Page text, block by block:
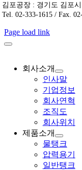
김포공장 : 경기도 김포
Tel. 02-333-1615 / Fax.
Page load link
회사소개
인사말
기업정보
회사연혁
조직도
회사위치
제품소개
물탱크
압력용기
일반탱크